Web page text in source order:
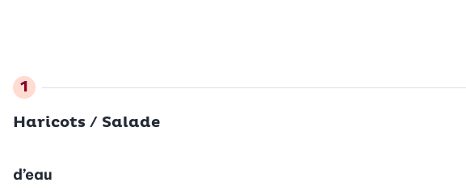
Haricots / Salade
d’eau